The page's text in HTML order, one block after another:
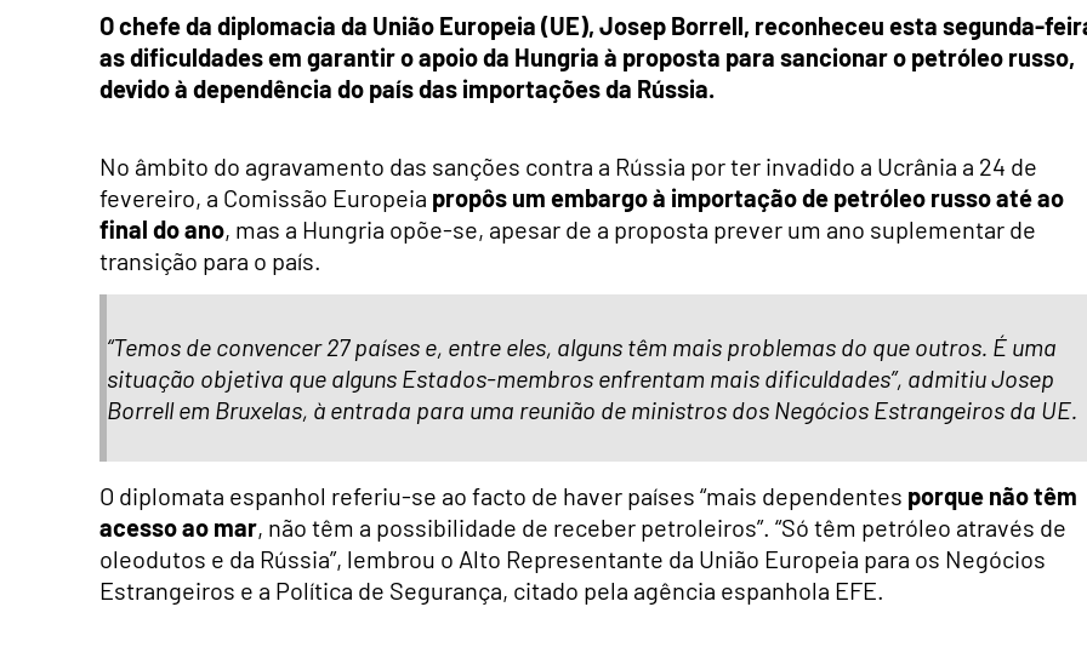
O chefe da diplomacia da União Europeia (UE), Josep Borrell, reconheceu esta segunda-
as dificuldades em garantir o apoio da Hungria à proposta para sancionar o petróleo russo,
devido à dependência do país das importações da Rússia.
No âmbito do agravamento das sanções contra a Rússia por ter invadido a Ucrânia a 24 de
fevereiro, a Comissão Europeia propôs um embargo à importação de petróleo russo até ao
final do ano, mas a Hungria opõe-se, apesar de a proposta prever um ano suplementar de
transição para o país.
“Temos de convencer 27 países e, entre eles, alguns têm mais problemas do que outros. É uma
situação objetiva que alguns Estados-membros enfrentam mais dificuldades”, admitiu Josep
Borrell em Bruxelas, à entrada para uma reunião de ministros dos Negócios Estrangeiros da UE.
O diplomata espanhol referiu-se ao facto de haver países “mais dependentes porque não têm
acesso ao mar, não têm a possibilidade de receber petroleiros”. “Só têm petróleo através de
oleodutos e da Rússia”, lembrou o Alto Representante da União Europeia para os Negócios
Estrangeiros e a Política de Segurança, citado pela agência espanhola EFE.